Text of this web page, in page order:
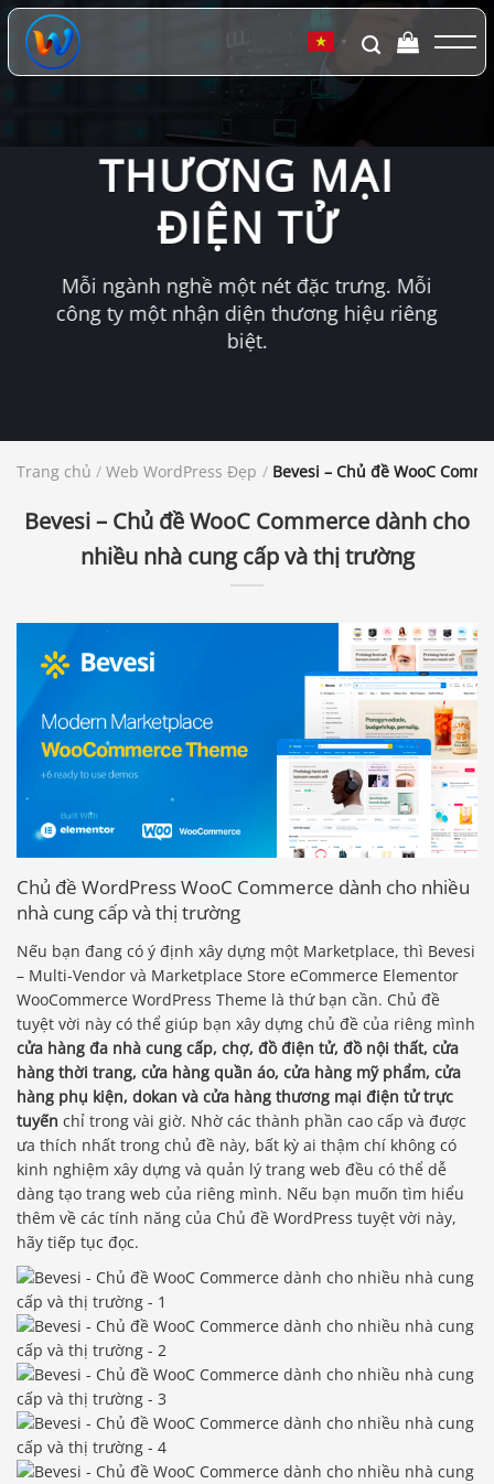
Chuyển
đến
dung
▼
THƯƠNG MẠI
ĐIỆN TỬ
Mỗi ngành nghề một nét đặc trưng. Mỗi
công ty một nhận diện thương hiệu riêng
biệt.
Trang chủ / Web WordPress Đẹp / Bevesi – Chủ đề WooC
Bevesi – Chủ đề WooC Commerce dành cho
nhiều nhà cung cấp và thị trường
Chủ đề WordPress WooC Commerce dành cho nhiều
nhà cung cấp và thị trường
Nếu bạn đang có ý định xây dựng một Marketplace, thì Bevesi
– Multi-Vendor và Marketplace Store eCommerce Elementor
WooCommerce WordPress Theme là thứ bạn cần. Chủ đề
tuyệt vời này có thể giúp bạn xây dựng chủ đề của riêng mình
cửa hàng đa nhà cung cấp, chợ, đồ điện tử, đồ nội thất, cửa
hàng thời trang, cửa hàng quần áo, cửa hàng mỹ phẩm, cửa
hàng phụ kiện, dokan và cửa hàng thương mại điện tử trực
tuyến chỉ trong vài giờ. Nhờ các thành phần cao cấp và được
ưa thích nhất trong chủ đề này, bất kỳ ai thậm chí không có
kinh nghiệm xây dựng và quản lý trang web đều có thể dễ
dàng tạo trang web của riêng mình. Nếu bạn muốn tìm hiểu
thêm về các tính năng của Chủ đề WordPress tuyệt vời này,
hãy tiếp tục đọc.